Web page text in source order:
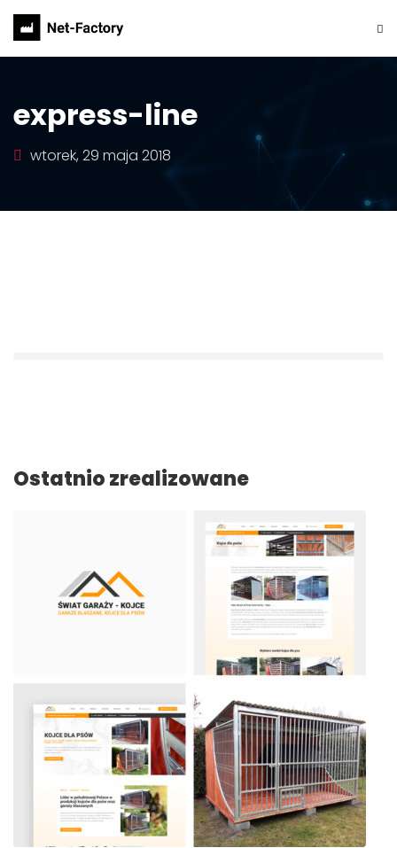
express-line
wtorek, 29 maja 2018
Ostatnio zrealizowane